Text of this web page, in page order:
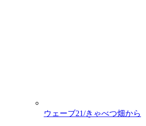
ウェーブ21/きゃべつ畑から